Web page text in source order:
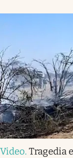
Video. Tragedia